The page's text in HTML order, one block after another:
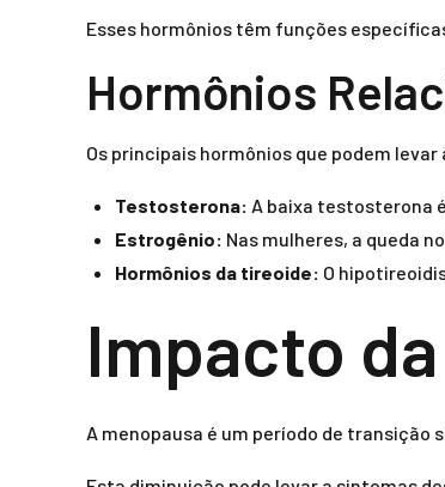
Esses hormônios têm funções
Hormônios
Os principais hormônios que podem
Testosterona: A baixa testosterona
Estrogênio: Nas mulheres, a queda
Hormônios da tireoide: O
Impacto
A menopausa é um período de